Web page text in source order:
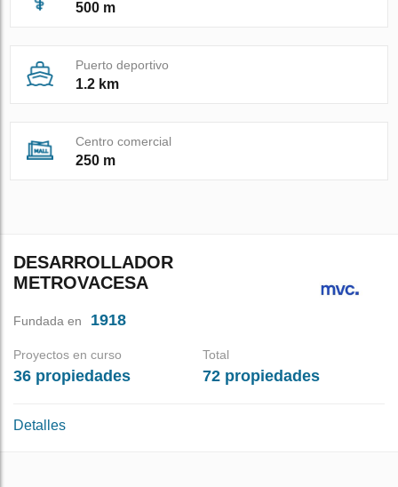
500 m
Puerto deportivo
1.2 km
Centro comercial
250 m
DESARROLLADOR
METROVACESA
Fundada en 1918
Proyectos en curso
36 propiedades
Total
72 propiedades
Detalles